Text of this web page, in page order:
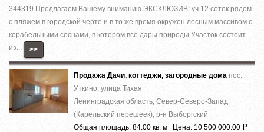
344319 Предлагаем Вашему вниманию ЭКСКЛЮЗИВ: уч 12 соток рядом
с пляжем в городской черте и в то же время окружен лесным массивом с
корабельными соснами, в котором все дары природы.Участок состоит
из...
>>
Продажа Дачи, коттеджи, загородные дома пос.
Уткино, улица Тихая
Ленинградская область, Север-Северо-Запад
(Карельский перешеек), р-н Выборгский
Общая площадь: 84.00 кв. м Цена: 10 500 000.00 Р